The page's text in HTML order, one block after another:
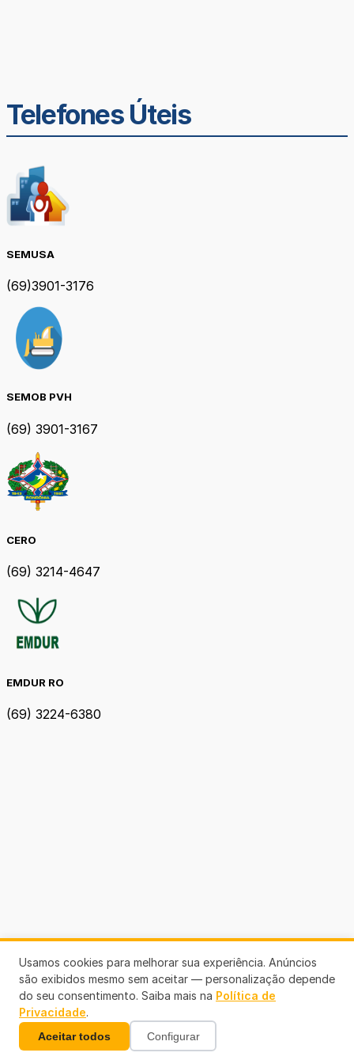
Telefones Úteis
SEMUSA
(69)3901-3176
SEMOB PVH
(69) 3901-3167
CERO
(69) 3214-4647
EMDUR RO
(69) 3224-6380
Usamos cookies para melhorar sua experiência. Anúncios
são exibidos mesmo sem aceitar — personalização depende
do seu consentimento. Saiba mais na Política de
Privacidade.
Aceitar todos Configurar